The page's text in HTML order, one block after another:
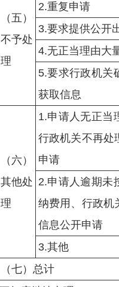
（五）
不予处
理
2.重复申请
3.要求提供公开
4.无正当理由大
5.要求行政机关
获取信息
（六）
其他处
理
1.申请人无正当
行政机关不再处
申请
2.申请人逾期未
纳费用、行政机
信息公开申请
3.其他
（七）总计